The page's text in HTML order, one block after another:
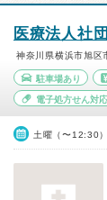
医療法人社
神奈川県横浜市旭区
駐車場あり
電子処方せん対応
土曜（〜12:30）